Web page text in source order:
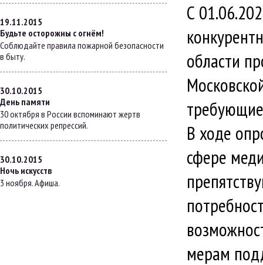
19.11.2015
Будьте осторожны с огнём!
Соблюдайте правила пожарной безопасности
в быту.
30.10.2015
День памяти
30 октября в России вспоминают жертв
политических репрессий.
30.10.2015
Ночь искусств
3 ноября. Афиша.
С
области
В ходе
сфере
мерам